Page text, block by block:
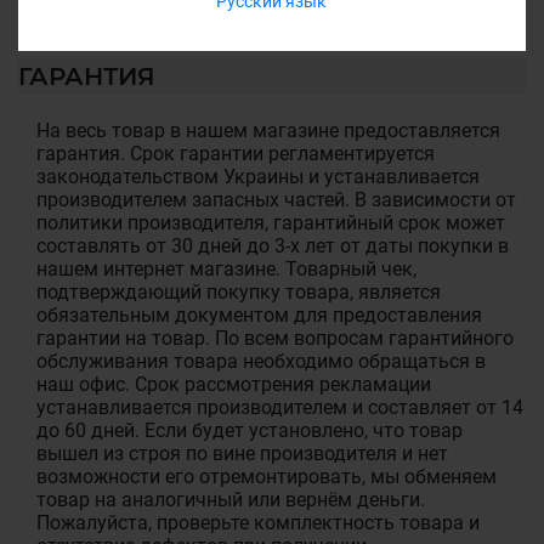
ГАРАНТИЯ
На весь товар в нашем магазине предоставляется
гарантия. Срок гарантии регламентируется
законодательством Украины и устанавливается
производителем запасных частей. В зависимости от
политики производителя, гарантийный срок может
составлять от 30 дней до 3-х лет от даты покупки в
нашем интернет магазине. Товарный чек,
подтверждающий покупку товара, является
обязательным документом для предоставления
гарантии на товар. По всем вопросам гарантийного
обслуживания товара необходимо обращаться в
наш офис. Срок рассмотрения рекламации
устанавливается производителем и составляет от 14
до 60 дней. Если будет установлено, что товар
вышел из строя по вине производителя и нет
возможности его отремонтировать, мы обменяем
товар на аналогичный или вернём деньги.
Пожалуйста, проверьте комплектность товара и